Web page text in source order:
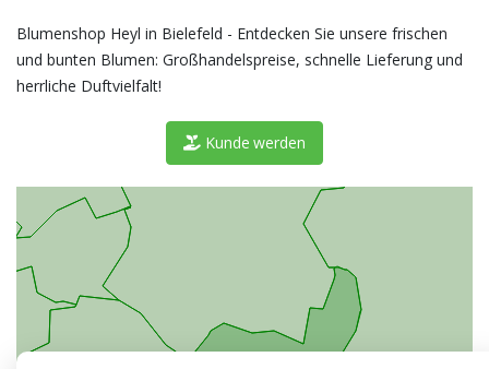
Blumenshop Heyl in Bielefeld - Entdecken Sie unsere frischen
und bunten Blumen: Großhandelspreise, schnelle Lieferung und
herrliche Duftvielfalt!
Kunde werden